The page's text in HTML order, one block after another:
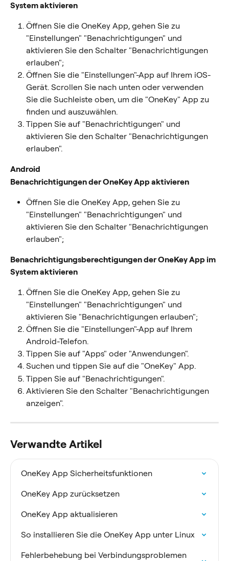
System aktivieren
Öffnen Sie die OneKey App, gehen Sie zu
"Einstellungen" "Benachrichtigungen" und
aktivieren Sie den Schalter "Benachrichtigungen
erlauben";
Öffnen Sie die "Einstellungen"-App auf Ihrem iOS-
Gerät. Scrollen Sie nach unten oder verwenden
Sie die Suchleiste oben, um die "OneKey" App zu
finden und auszuwählen.
Tippen Sie auf "Benachrichtigungen" und
aktivieren Sie den Schalter "Benachrichtigungen
erlauben".
Android
Benachrichtigungen der OneKey App aktivieren
Öffnen Sie die OneKey App, gehen Sie zu
"Einstellungen" "Benachrichtigungen" und
aktivieren Sie den Schalter "Benachrichtigungen
erlauben";
Benachrichtigungsberechtigungen der OneKey App im
System aktivieren
Öffnen Sie die OneKey App, gehen Sie zu
"Einstellungen" "Benachrichtigungen" und
aktivieren Sie "Benachrichtigungen erlauben";
Öffnen Sie die "Einstellungen"-App auf Ihrem
Android-Telefon.
Tippen Sie auf "Apps" oder "Anwendungen".
Suchen und tippen Sie auf die "OneKey" App.
Tippen Sie auf "Benachrichtigungen".
Aktivieren Sie den Schalter "Benachrichtigungen
anzeigen".
Verwandte Artikel
OneKey App Sicherheitsfunktionen
OneKey App zurücksetzen
OneKey App aktualisieren
So installieren Sie die OneKey App unter Linux
Fehlerbehebung bei Verbindungsproblemen